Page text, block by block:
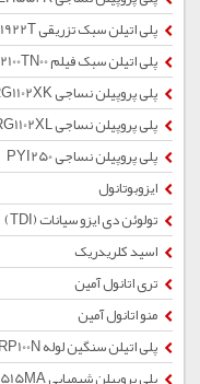
پلی اتیلن سبک تزریقی 1922T
پلی اتیلن سبک فیلم 2100TN00
پلی پروپیلن نساجی RG1102XK
پلی پروپیلن نساجی RG1102XL
پلی پروپیلن نساجی PYI250
ایزوبوتانول
تولوئن دی ایزو سیانات (TDI)
اسید کلریدریک
تری اتانول آمین
منو اتانول آمین
پلی اتیلن سنگین لوله CRP100N